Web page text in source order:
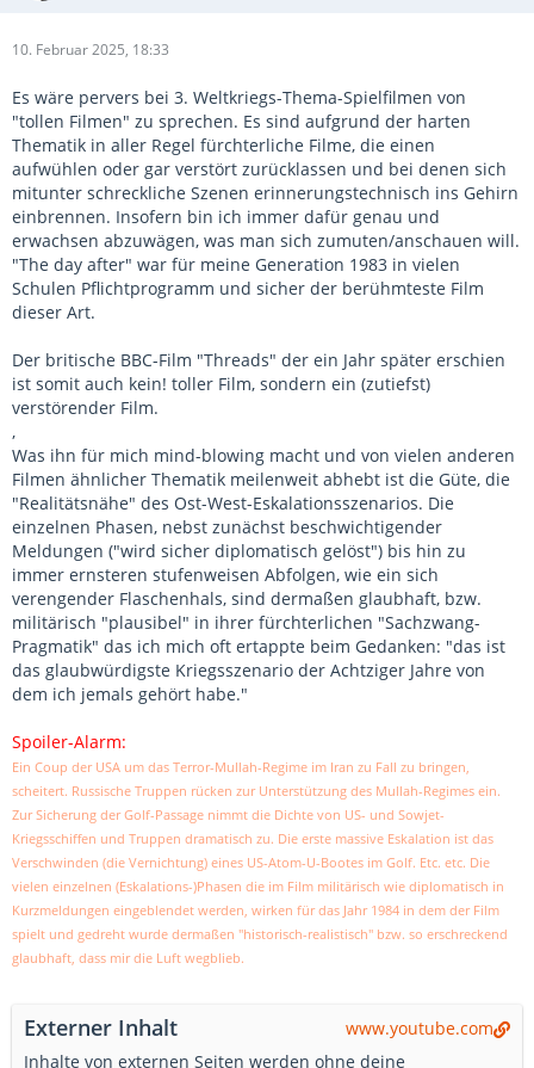
10. Februar 2025, 18:33
Es wäre pervers bei 3. Weltkriegs-Thema-Spielfilmen von
"tollen Filmen" zu sprechen. Es sind aufgrund der harten
Thematik in aller Regel fürchterliche Filme, die einen
aufwühlen oder gar verstört zurücklassen und bei denen sich
mitunter schreckliche Szenen erinnerungstechnisch ins Gehirn
einbrennen. Insofern bin ich immer dafür genau und
erwachsen abzuwägen, was man sich zumuten/anschauen will.
"The day after" war für meine Generation 1983 in vielen
Schulen Pflichtprogramm und sicher der berühmteste Film
dieser Art.
Der britische BBC-Film "Threads" der ein Jahr später erschien
ist somit auch kein! toller Film, sondern ein (zutiefst)
verstörender Film.
,
Was ihn für mich mind-blowing macht und von vielen anderen
Filmen ähnlicher Thematik meilenweit abhebt ist die Güte, die
"Realitätsnähe" des Ost-West-Eskalationsszenarios. Die
einzelnen Phasen, nebst zunächst beschwichtigender
Meldungen ("wird sicher diplomatisch gelöst") bis hin zu
immer ernsteren stufenweisen Abfolgen, wie ein sich
verengender Flaschenhals, sind dermaßen glaubhaft, bzw.
militärisch "plausibel" in ihrer fürchterlichen "Sachzwang-
Pragmatik" das ich mich oft ertappte beim Gedanken: "das ist
das glaubwürdigste Kriegsszenario der Achtziger Jahre von
dem ich jemals gehört habe."
Spoiler-Alarm:
Ein Coup der USA um das Terror-Mullah-Regime im Iran zu Fall zu bringen,
scheitert. Russische Truppen rücken zur Unterstützung des Mullah-Regimes ein.
Zur Sicherung der Golf-Passage nimmt die Dichte von US- und Sowjet-
Kriegsschiffen und Truppen dramatisch zu. Die erste massive Eskalation ist das
Verschwinden (die Vernichtung) eines US-Atom-U-Bootes im Golf. Etc. etc. Die
vielen einzelnen (Eskalations-)Phasen die im Film militärisch wie diplomatisch in
Kurzmeldungen eingeblendet werden, wirken für das Jahr 1984 in dem der Film
spielt und gedreht wurde dermaßen "historisch-realistisch" bzw. so erschreckend
glaubhaft, dass mir die Luft wegblieb.
Externer Inhalt
www.youtube.com
Inhalte von externen Seiten werden ohne deine